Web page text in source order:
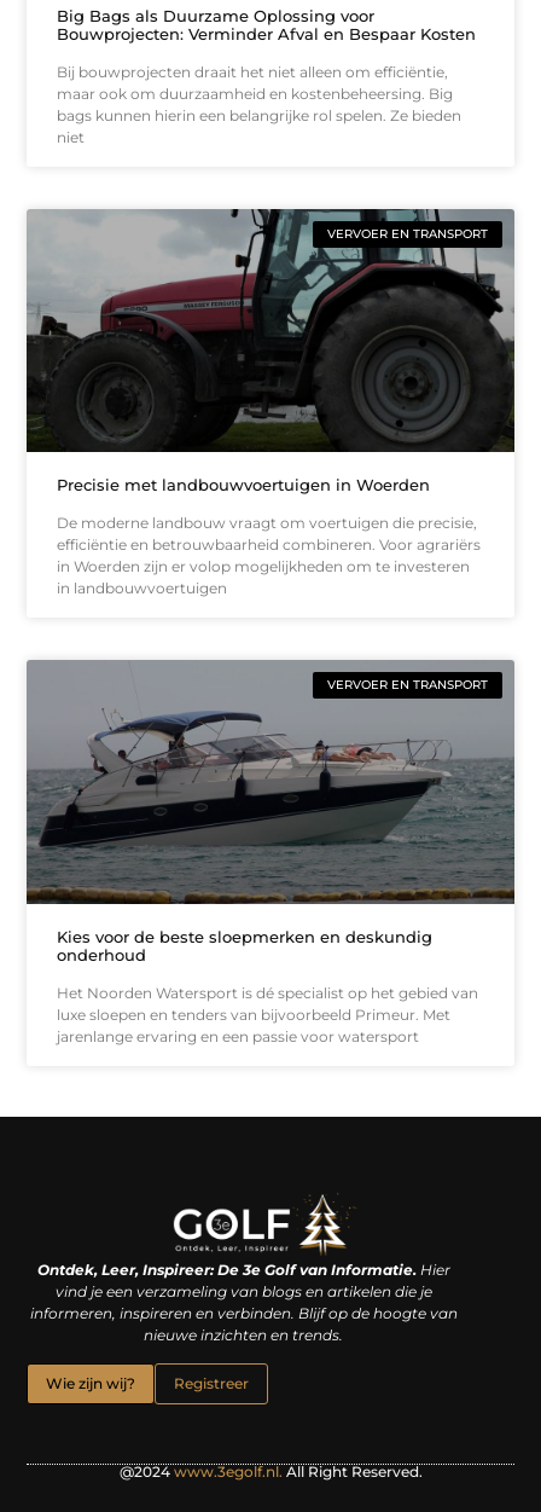
Big Bags als Duurzame Oplossing voor
Bouwprojecten: Verminder Afval en Bespaar Kosten
Bij bouwprojecten draait het niet alleen om efficiëntie,
maar ook om duurzaamheid en kostenbeheersing. Big
bags kunnen hierin een belangrijke rol spelen. Ze bieden
niet
VERVOER EN TRANSPORT
Precisie met landbouwvoertuigen in Woerden
De moderne landbouw vraagt om voertuigen die precisie,
efficiëntie en betrouwbaarheid combineren. Voor agrariërs
in Woerden zijn er volop mogelijkheden om te investeren
in landbouwvoertuigen
VERVOER EN TRANSPORT
Kies voor de beste sloepmerken en deskundig
onderhoud
Het Noorden Watersport is dé specialist op het gebied van
luxe sloepen en tenders van bijvoorbeeld Primeur. Met
jarenlange ervaring en een passie voor watersport
Ontdek, Leer, Inspireer: De 3e Golf van Informatie.Hier
vind je een verzameling van blogs en artikelen die je
informeren, inspireren en verbinden. Blijf op de hoogte van
nieuwe inzichten en trends.
Wie zijn wij? Registreer
@2024www.3egolf.nl.All Right Reserved.